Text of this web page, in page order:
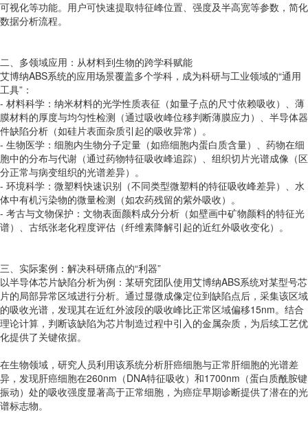
可视化等功能。用户可快速提取特征峰位置、强度及半高宽等参数，简化
数据分析流程。
二、多领域应用：从材料到生物的跨学科赋能
艾博纳ABS系统的应用场景覆盖多个学科，成为科研与工业领域的“通用
工具”：
- 材料科学：纳米材料的光学性质表征（如量子点的尺寸依赖吸收）、薄
膜材料的厚度与均匀性检测（通过吸收峰位移判断薄膜应力）、半导体器
件缺陷分析（如硅片表面杂质引起的吸收异常）。
- 生物医学：细胞内生物分子定量（如癌细胞内蛋白质含量）、药物在细
胞中的分布与代谢（通过药物特征吸收峰追踪）、组织切片光谱成像（区
分正常与病变组织的光谱差异）。
- 环境科学：微塑料快速识别（不同类型微塑料的特征吸收峰差异）、水
体中有机污染物的微量检测（如农药残留的紫外吸收）。
- 考古与文物保护：文物表面颜料成分分析（如壁画中矿物颜料的特征光
谱）、古纸张老化程度评估（纤维素降解引起的近红外吸收变化）。
三、实际案例：解决科研痛点的“利器”
以半导体芯片缺陷分析为例：某研究团队使用艾博纳ABS系统对某型号芯
片的局部异常区域进行分析。通过显微成像定位到缺陷点后，采集该区域
的吸收光谱，发现其在近红外波段的吸收峰比正常区域偏移15nm。结合
理论计算，判断该缺陷为芯片制造过程中引入的金属杂质，为后续工艺优
化提供了关键依据。
在生物领域，研究人员利用该系统分析肝癌细胞与正常肝细胞的光谱差
异，发现肝癌细胞在260nm（DNA特征吸收）和1700nm（蛋白质酰胺键
振动）处的吸收强度显著高于正常细胞，为癌症早期诊断提供了潜在的光
谱标志物。